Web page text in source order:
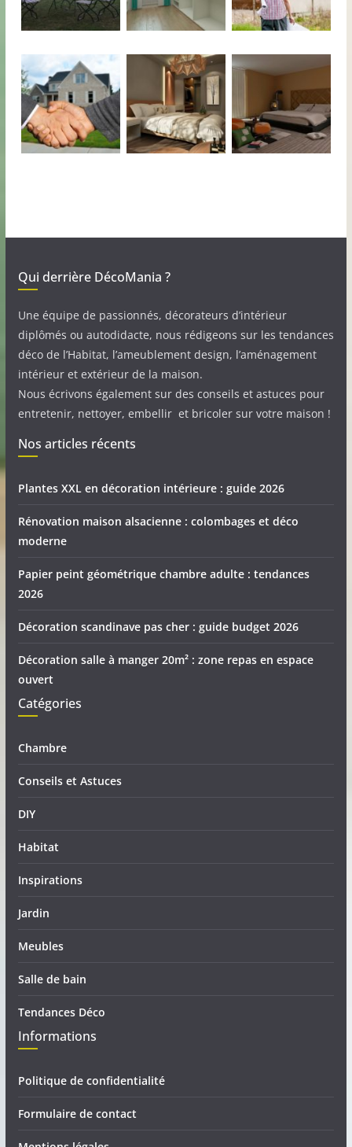
Qui derrière DécoMania ?
Une équipe de passionnés, décorateurs d’intérieur
diplômés ou autodidacte, nous rédigeons sur les tendances
déco de l’Habitat, l’ameublement design, l’aménagement
intérieur et extérieur de la maison.
Nous écrivons également sur des conseils et astuces pour
entretenir, nettoyer, embellir et bricoler sur votre maison !
Nos articles récents
Plantes XXL en décoration intérieure : guide 2026
Rénovation maison alsacienne : colombages et déco
moderne
Papier peint géométrique chambre adulte : tendances
2026
Décoration scandinave pas cher : guide budget 2026
Décoration salle à manger 20m² : zone repas en espace
ouvert
Catégories
Chambre
Conseils et Astuces
DIY
Habitat
Inspirations
Jardin
Meubles
Salle de bain
Tendances Déco
Informations
Politique de confidentialité
Formulaire de contact